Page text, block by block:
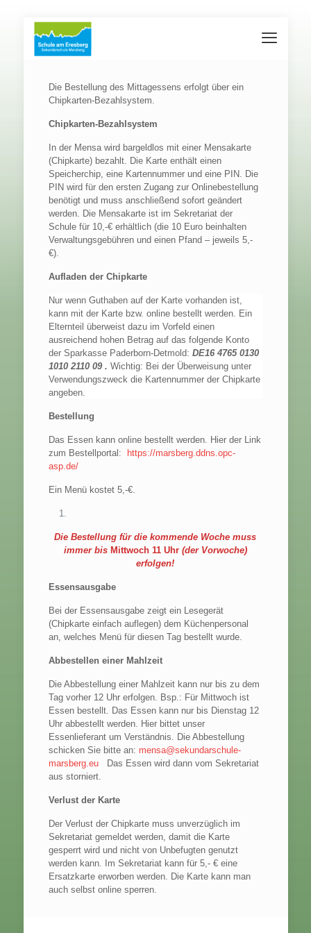
Die Bestellung des Mittagessens erfolgt über ein
Chipkarten-Bezahlsystem.
Chipkarten-Bezahlsystem
In der Mensa wird bargeldlos mit einer Mensakarte
(Chipkarte) bezahlt. Die Karte enthält einen
Speicherchip, eine Kartennummer und eine PIN. Die
PIN wird für den ersten Zugang zur Onlinebestellung
benötigt und muss anschließend sofort geändert
werden. Die Mensakarte ist im Sekretariat der
Schule für 10,-€ erhältlich (die 10 Euro beinhalten
Verwaltungsgebühren und einen Pfand – jeweils 5,-
€).
Aufladen der Chipkarte
Nur wenn Guthaben auf der Karte vorhanden ist,
kann mit der Karte bzw. online bestellt werden. Ein
Elternteil überweist dazu im Vorfeld einen
ausreichend hohen Betrag auf das folgende Konto
der Sparkasse Paderborn-Detmold: DE16 4765 0130
1010 2110 09 . Wichtig: Bei der Überweisung unter
Verwendungszweck die Kartennummer der Chipkarte
angeben.
Bestellung
Das Essen kann online bestellt werden. Hier der Link
zum Bestellportal:
https://marsberg.ddns.opc-
asp.de/
Ein Menü kostet 5,-€.
Die Bestellung für die kommende Woche muss
immer bis Mittwoch 11 Uhr(der Vorwoche)
erfolgen!
Essensausgabe
Bei der Essensausgabe zeigt ein Lesegerät
(Chipkarte einfach auflegen) dem Küchenpersonal
an, welches Menü für diesen Tag bestellt wurde.
Abbestellen einer Mahlzeit
Die Abbestellung einer Mahlzeit kann nur bis zu dem
Tag vorher 12 Uhr erfolgen. Bsp.: Für Mittwoch ist
Essen bestellt. Das Essen kann nur bis Dienstag 12
Uhr abbestellt werden. Hier bittet unser
Essenlieferant um Verständnis. Die Abbestellung
schicken Sie bitte an: mensa@sekundarschule-
marsberg.euDas Essen wird dann vom Sekretariat
aus storniert.
Verlust der Karte
Der Verlust der Chipkarte muss unverzüglich im
Sekretariat gemeldet werden, damit die Karte
gesperrt wird und nicht von Unbefugten genutzt
werden kann. Im Sekretariat kann für 5,- € eine
Ersatzkarte erworben werden. Die Karte kann man
auch selbst online sperren.